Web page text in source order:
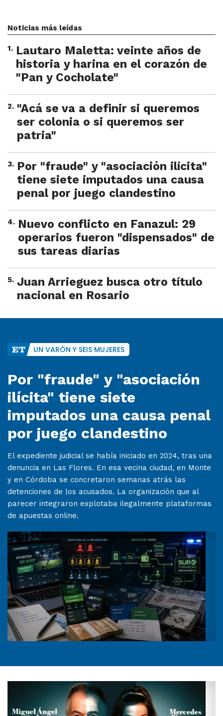
Noticias más leídas
1. Lautaro Maletta: veinte años de
historia y harina en el corazón de
"Pan y Cocholate"
2. "Acá se va a definir si queremos
ser colonia o si queremos ser
patria"
3. Por "fraude" y "asociación ilícita"
tiene siete imputados una causa
penal por juego clandestino
4. Nuevo conflicto en Fanazul: 29
operarios fueron "dispensados" de
sus tareas diarias
5. Juan Arrieguez busca otro título
nacional en Rosario
UN VARÓN Y SEIS MUJERES
Por "fraude" y "asociación
ilícita" tiene siete
imputados una causa penal
por juego clandestino
El expediente judicial se había iniciado en 2024, tras una
denuncia en Las Flores. En esa vecina ciudad, en Monte
y en Córdoba se concretaron semanas atrás las
detenciones de los acusados. La organización que al
parecer integraron explotaba ilegalmente plataformas
de apuestas online.